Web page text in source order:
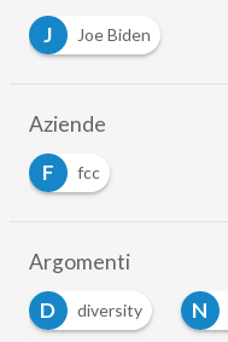
J
Joe Biden
Aziende
F
fcc
Argomenti
D
diversity N